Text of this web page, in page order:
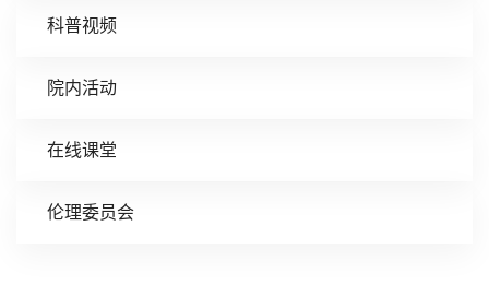
科普视频
院内活动
在线课堂
伦理委员会